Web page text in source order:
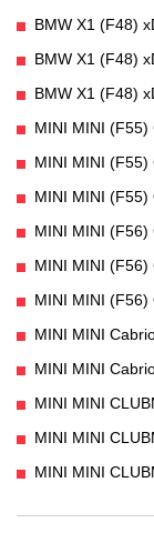
BMW X1 (F48)
BMW X1 (F48)
BMW X1 (F48)
MINI MINI (F55)
MINI MINI (F55)
MINI MINI (F55)
MINI MINI (F56)
MINI MINI (F56)
MINI MINI (F56)
MINI MINI
MINI MINI
MINI MINI
MINI MINI
MINI MINI